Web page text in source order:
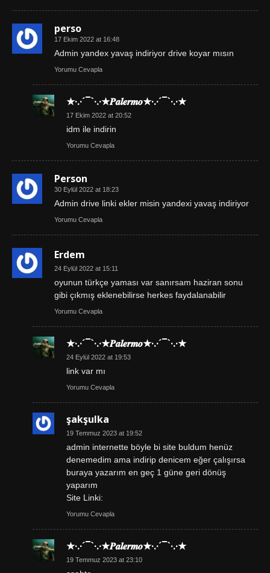
perso
17 Ekim 2022 at 16:48
Admin yandex yavaş indiriyor drive koyar mısın
Yorumu Cevapla
★·.·´¯`·.·★𝑷𝒂𝒍𝒆𝒓𝒎𝒐★·.·´¯`·.·★
17 Ekim 2022 at 20:52
idm ile indirin
Yorumu Cevapla
Person
30 Eylül 2022 at 18:23
Admin drive linki ekler misin yandexi yavaş indiriyor
Yorumu Cevapla
Erdem
24 Eylül 2022 at 15:11
oyunun türkçe yaması var sanırsam haziran sonu
gibi çıkmış eklenebilirse herkes faydalanabilir
Yorumu Cevapla
★·.·´¯`·.·★𝑷𝒂𝒍𝒆𝒓𝒎𝒐★·.·´¯`·.·★
24 Eylül 2022 at 19:53
link var mı
Yorumu Cevapla
şakşulka
19 Temmuz 2023 at 19:52
admin internette böyle bi site buldum henüz
denemedim ama indirip denicem eğer çalışırsa
buraya yazarım en geç 1 güne geri dönüş
yaparım
Site Linki:
Yorumu Cevapla
★·.·´¯`·.·★𝑷𝒂𝒍𝒆𝒓𝒎𝒐★·.·´¯`·.·★
19 Temmuz 2023 at 23:10